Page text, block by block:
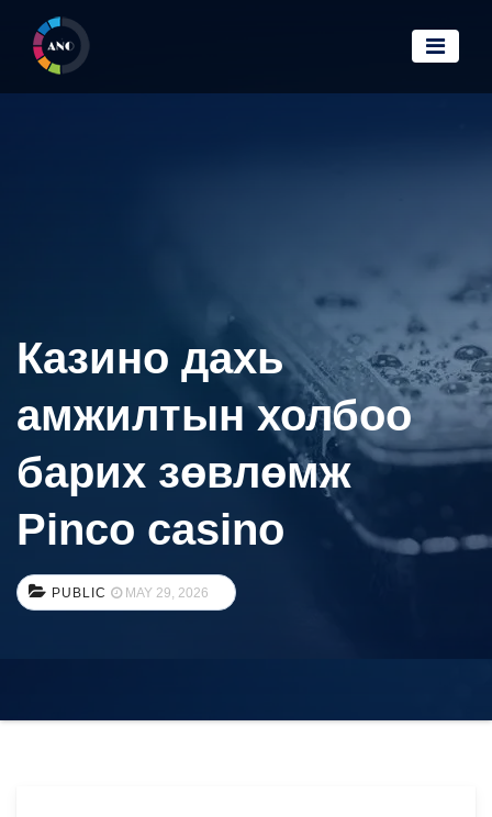
Казино дахь
амжилтын холбоо
барих зөвлөмж
Pinco casino
PUBLIC MAY 29, 2026